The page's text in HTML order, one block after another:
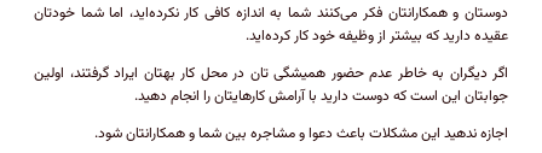
دوستان و همکارانتان فکر می‌کنند شما به اندازه کافی کار نکرده‌اید، اما شما خودتان
عقیده دارید که بیشتر از وظیفه خود کار کرده‌اید.
اگر دیگران به خاطر عدم حضور همیشگی تان در محل کار بهتان ایراد گرفتند، اولین
جوابتان این است که دوست دارید با آرامش کارهایتان را انجام دهید.
اجازه ندهید این مشکلات باعث دعوا و مشاجره بین شما و همکارانتان شود.